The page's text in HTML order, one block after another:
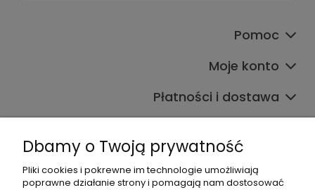
Pomoc
Moje konto
Płatności i dostawa
Dbamy o Twoją prywatność
Pliki cookies i pokrewne im technologie umożliwiają
poprawne działanie strony i pomagają nam dostosować